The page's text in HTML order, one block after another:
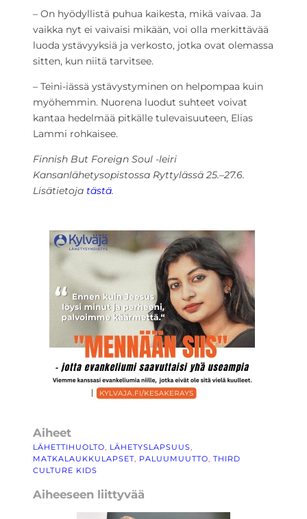
– On hyödyllistä puhua kaikesta, mikä vaivaa. Ja
vaikka nyt ei vaivaisi mikään, voi olla merkittävää
luoda ystävyyksiä ja verkosto, jotka ovat olemassa
sitten, kun niitä tarvitsee.
– Teini-iässä ystävystyminen on helpompaa kuin
myöhemmin. Nuorena luodut suhteet voivat
kantaa hedelmää pitkälle tulevaisuuteen, Elias
Lammi rohkaisee.
Finnish But Foreign Soul -leiri
Kansanlähetysopistossa Ryttylässä 25.–27.6.
Lisätietoja tästä.
Aiheet
LÄHETTIHUOLTO, LÄHETYSLAPSUUS
MATKALAUKKULAPSET, PALUUMUUTTO, THIRD
CULTURE KIDS
Aiheeseen liittyvää